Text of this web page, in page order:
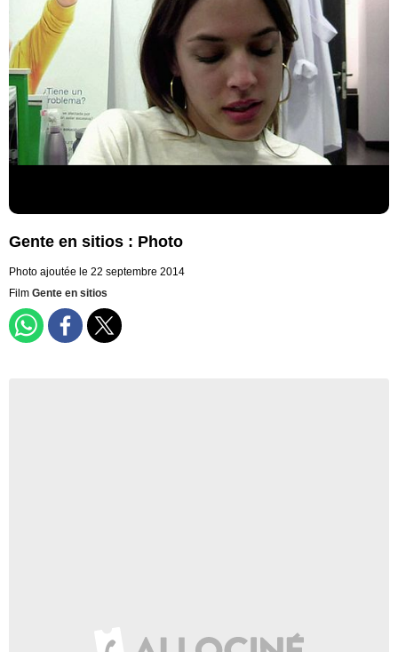
Gente en sitios : Photo
Photo ajoutée le 22 septembre 2014
Film Gente en sitios